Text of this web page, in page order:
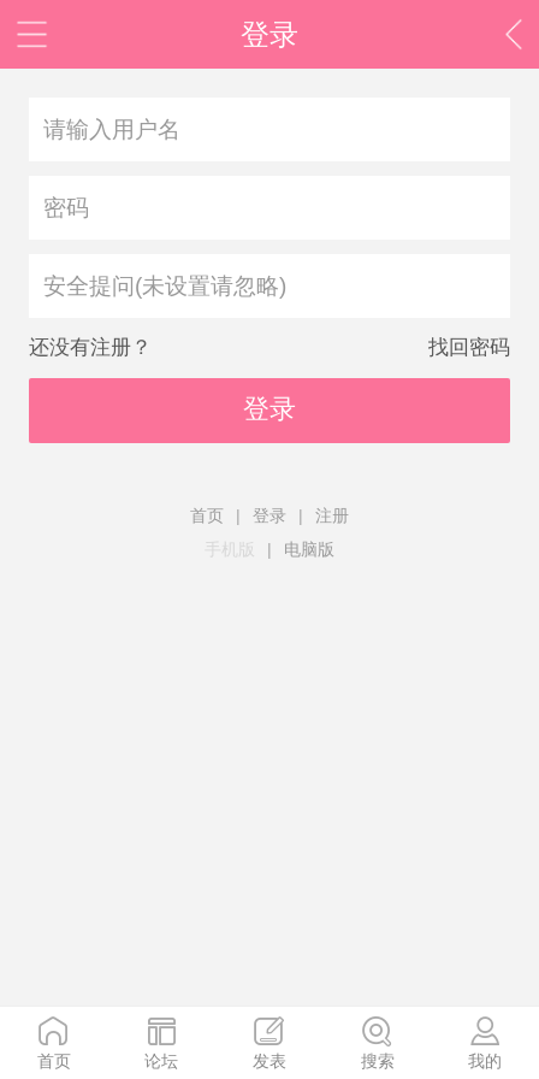
登录
安全提问(未设置请忽略)
还没有注册？ 找回密码
登录
首页 | 登录 |
注册
手机版
| 电脑版
首页 论坛 发表 搜索 我的